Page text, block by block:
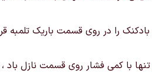
را در روی قسمت باریک تلمبه
با کمی فشار روی قسمت نازل باد